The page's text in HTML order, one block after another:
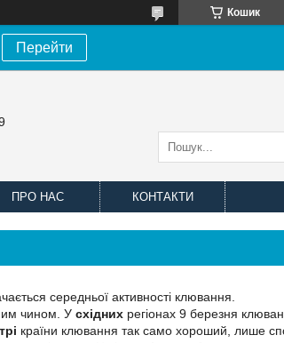
Кошик
Перейти
ПРО НАС КОНТАКТИ
середньої активності клювання.
чином. У східних регіонах 9 березня
країни клювання так само хороший, лише